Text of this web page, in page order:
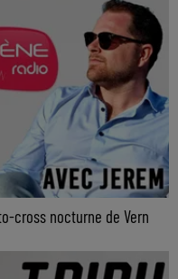
cross nocturne de Vern